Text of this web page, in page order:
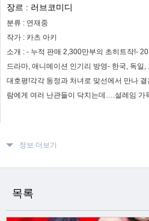
장르 : 러브코미디
분류 : 연재중
작가 : 카츠 아키
소개 : - 누적 판매 2,300만부의 초히트작!-
드라마, 애니메이션 인기리 방영- 한국, 독일
대호평!각각 동정과 처녀로 맞선에서 만나
람에게 여러 난관들이 닥치는데….설레임 가
정보 더보기
목록